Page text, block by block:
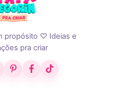
propósito ♡ Ideias e
pra criar
PinterestFacebook
TikTok